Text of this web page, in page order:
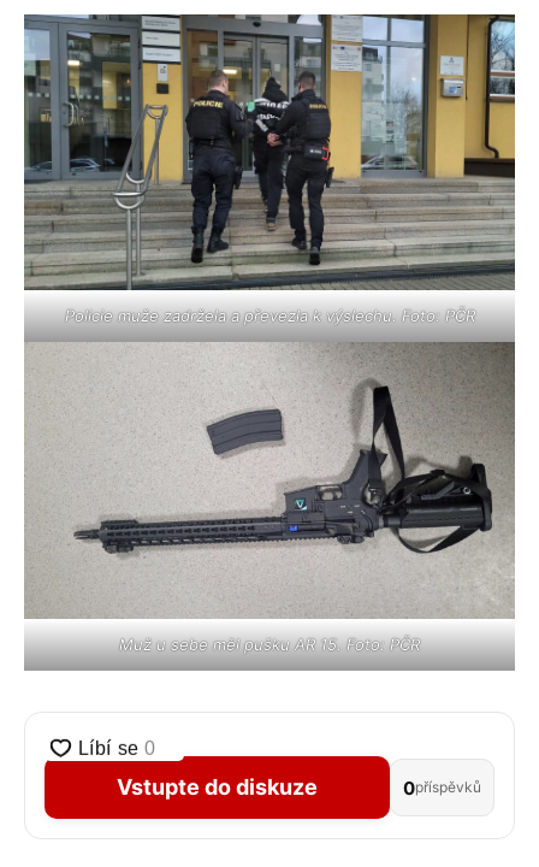
Policie muže zadržela a převezla k výslechu. Foto: PČR
Muž u sebe měl pušku AR 15. Foto: PČR
Vstupte do diskuze 0příspěvků